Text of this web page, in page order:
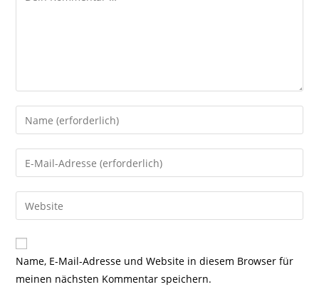
Gib
deinen
Namen
oder
zum
Kommentieren
ein
Gib
deine
E-
Mail-
zum
Kommentieren
ein
Gib
deine
Website-
URL
Name, E-Mail-Adresse und Website in diesem Browser für
meinen nächsten Kommentar speichern.